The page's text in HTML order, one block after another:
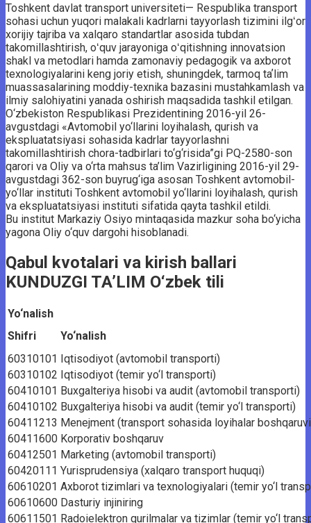
Toshkent davlat transport universiteti— Respublika transport
sohasi uchun yuqori malakali kadrlarni tayyorlash tizimini ilgʻor
xorijiy tajriba va xalqaro standartlar asosida tubdan
takomillashtirish, oʻquv jarayoniga oʻqitishning innovatsion
shakl va metodlari hamda zamonaviy pedagogik va axborot
texnologiyalarini keng joriy etish, shuningdek, tarmoq taʼlim
muassasalarining moddiy-texnika bazasini mustahkamlash va
ilmiy salohiyatini yanada oshirish maqsadida tashkil etilgan.
O‘zbekiston Respublikasi Prezidentining 2016-yil 26-
avgustdagi «Avtomobil yo‘llarini loyihalash, qurish va
ekspluatatsiyasi sohasida kadrlar tayyorlashni
takomillashtirish chora-tadbirlari to‘g‘risida”gi PQ-2580-son
qarori va Oliy va o‘rta mahsus ta’lim Vazirligining 2016-yil 29-
avgustdagi 362-son buyrug‘iga asosan Toshkent avtomobil-
yo‘llar instituti Toshkent avtomobil yo‘llarini loyihalash, qurish
va ekspluatatsiyasi instituti sifatida qayta tashkil etildi.
Bu institut Markaziy Osiyo mintaqasida mazkur soha bo‘yicha
yagona Oliy o‘quv dargohi hisoblanadi.
Qabul kvotalari va kirish ballari
KUNDUZGI TA’LIM O‘zbek tili
Yo‘nalish
Shifri
Yo‘nalish
60310101
Iqtisodiyot (avtomobil transporti)
60310102 Iqtisodiyot (temir yo‘l transporti)
60410101 Buxgalteriya hisobi va audit (avtomobil transporti)
60410102 Buxgalteriya hisobi va audit (temir yo‘l transporti)
60411213 Menejment (transport sohasida loyihalar
60411600 Korporativ boshqaruv
60412501 Marketing (avtomobil transporti)
60420111 Yurisprudensiya (xalqaro transport huquqi)
60610201 Axborot tizimlari va texnologiyalari (temir yo‘l
60610600 Dasturiy injiniring
60611501 Radoielektron qurilmalar va tizimlar (temir yo‘l